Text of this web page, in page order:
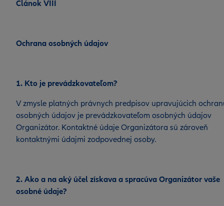
Článok VIII
Ochrana osobných údajov
1. Kto je prevádzkovateľom?
V zmysle platných právnych predpisov upravujúcich
osobných údajov je prevádzkovateľom osobných údajov
Organizátor. Kontaktné údaje Organizátora sú zároveň
kontaktnými údajmi zodpovednej osoby.
2. Ako a na aký účel získava a spracúva Organizátor vaše
osobné údaje?